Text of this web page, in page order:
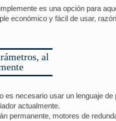
es una opción para
económico y fácil de usar,
al
es necesario usar un lenguaje de
actualmente.
permanente, motores de